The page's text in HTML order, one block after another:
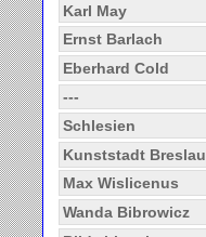
Karl May
Ernst Barlach
Eberhard Cold
---
Schlesien
Kunststadt Breslau
Max Wislicenus
Wanda Bibrowicz